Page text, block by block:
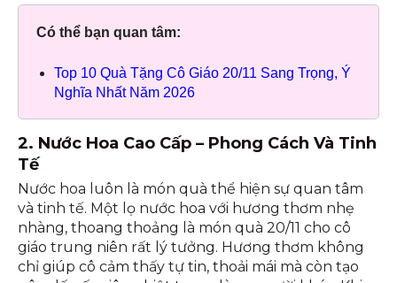
Có thể bạn quan tâm:
Top 10 Quà Tặng Cô Giáo 20/11 Sang Trọng, Ý
Nghĩa Nhất Năm 2026
2. Nước Hoa Cao Cấp – Phong Cách Và Tinh
Tế
Nước hoa luôn là món quà thể hiện sự quan tâm
và tinh tế. Một lọ nước hoa với hương thơm nhẹ
nhàng, thoang thoảng là món quà 20/11 cho cô
giáo trung niên rất lý tưởng. Hương thơm không
chỉ giúp cô cảm thấy tự tin, thoải mái mà còn tạo